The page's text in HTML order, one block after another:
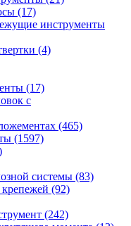
(17)
инструменты
(4)
(17)
с
(465)
(1597)
системы (83)
(92)
(242)